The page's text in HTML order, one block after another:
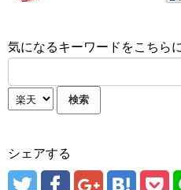
気になるキーワードをこちら
シェアする